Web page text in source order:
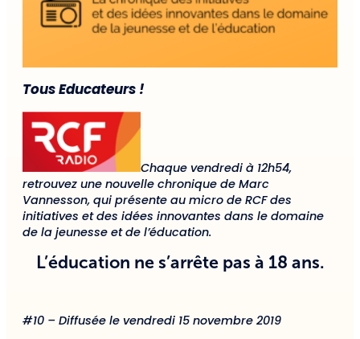
Tous Educateurs !
Chaque vendredi à 12h54,
retrouvez une nouvelle chronique de Marc
Vannesson, qui présente au micro de RCF des
initiatives et des idées innovantes dans le domaine
de la jeunesse et de l’éducation.
L’éducation ne s’arrête pas à 18 ans.
#10 – Diffusée le vendredi 15 novembre 2019